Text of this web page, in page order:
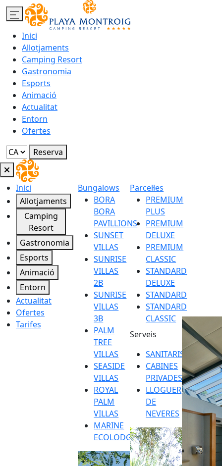
Inici
Allotjaments
Camping Resort
Gastronomia
Esports
Animació
Actualitat
Entorn
Ofertes
Reserva
Inici
Allotjaments
Camping
Resort
Gastronomia
Esports
Animació
Entorn
Actualitat
Ofertes
Tarifes
Bungalows
BORA
BORA
PAVILLIONS
SUNSET
VILLAS
SUNRISE
VILLAS
2B
SUNRISE
VILLAS
3B
PALM
TREE
VILLAS
SEASIDE
VILLAS
ROYAL
PALM
VILLAS
MARINE
ECOLODGE
Parcel·les
PREMIUM
PLUS
PREMIUM
DELUXE
PREMIUM
CLASSIC
STANDARD
DELUXE
STANDARD
STANDARD
CLASSIC
Serveis
SANITARIS
CABINES
PRIVADES
LLOGUER
DE
NEVERES